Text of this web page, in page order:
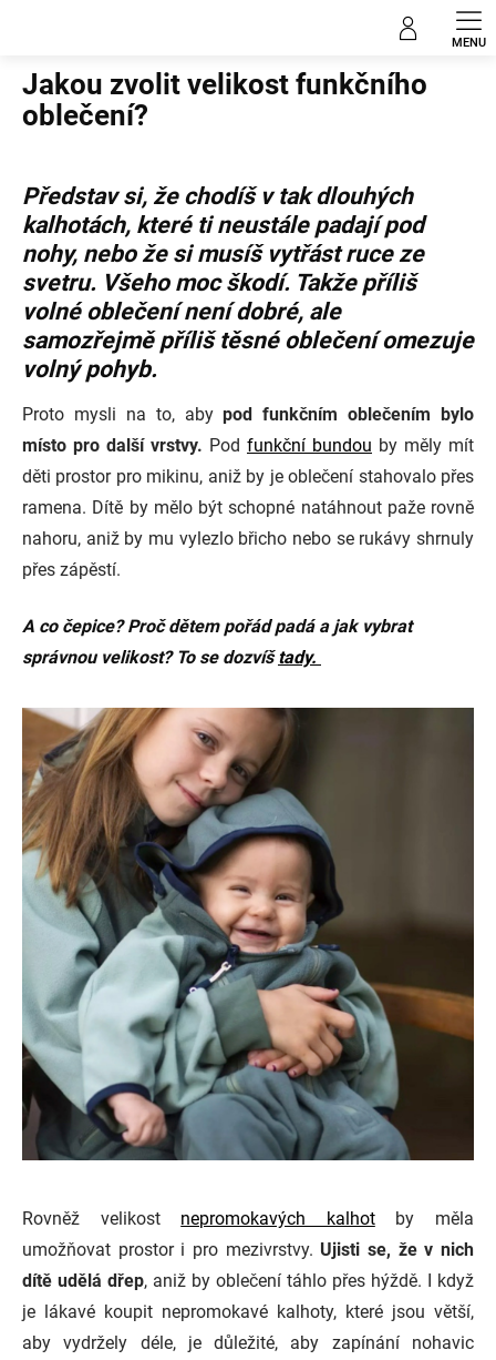
Jakou zvolit velikost funkčního
oblečení?
Představ si, že chodíš v tak dlouhých
kalhotách, které ti neustále padají pod
nohy, nebo že si musíš vytřást ruce ze
svetru. Všeho moc škodí. Takže příliš
volné oblečení není dobré, ale
samozřejmě příliš těsné oblečení omezuje
volný pohyb.
Proto mysli na to, abypod funkčním oblečením bylo
místo pro další vrstvy. Pod funkční bundou by měly mít
děti prostor pro mikinu, aniž by je oblečení stahovalo přes
ramena. Dítě by mělo být schopné natáhnout paže rovně
nahoru, aniž by mu vylezlo břicho nebo se rukávy shrnuly
přes zápěstí.
A co čepice? Proč dětem pořád padá a jak vybrat
správnou velikost? To se dozvíštady.
Rovněž velikost nepromokavých kalhotby měla
umožňovat prostor i pro mezivrstvy. Ujisti se, že v nich
dítě udělá dřep, aniž by oblečení táhlo přes hýždě. I když
je lákavé koupit nepromokavé kalhoty, které jsou větší,
aby vydržely déle, je důležité, aby zapínání nohavic